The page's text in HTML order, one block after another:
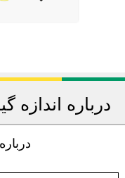
درباره اندازه